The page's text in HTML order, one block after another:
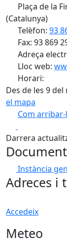
Plaça de la
(Catalunya)
Telèfon: 93
Fax: 93 869
Adreça
Lloc web:
Horari:
Des de les 9
el mapa
Com
+
−
Darrera
Instància
Adreces i
Accedeix
Meteo